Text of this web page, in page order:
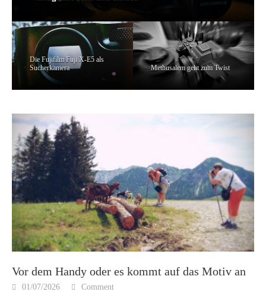
Die Fujifilm Fuji X-E5 als
Sucherkamera
Methusalem geht zum Twist
Vor dem Handy oder es kommt auf das Motiv an
01/07/2026 Comment